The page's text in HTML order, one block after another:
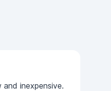
inexpensive.